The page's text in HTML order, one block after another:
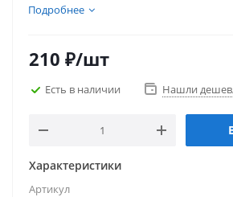
Подробнее
210 ₽/шт
Есть в наличии Нашли
Характеристики
Артикул